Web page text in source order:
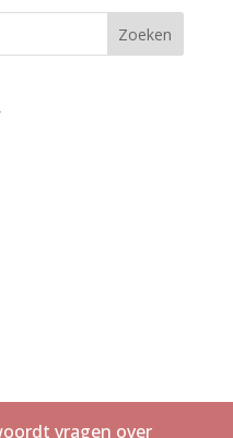
Zoeken
vragen over